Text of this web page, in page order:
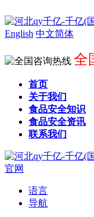
English 中文简体
全
首页
关于我们
食品安全知识
食品安全资讯
联系我们
语言
导航